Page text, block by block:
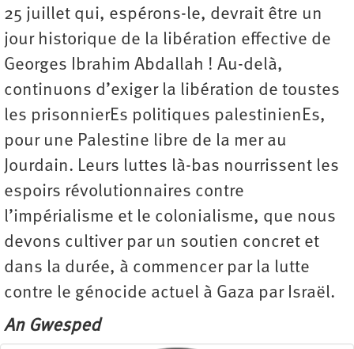
25 juillet qui, espérons-le, devrait être un
jour historique de la libération effective de
Georges Ibrahim Abdallah ! Au-delà,
continuons d’exiger la libération de toustes
les prisonnierEs politiques palestinienEs,
pour une Palestine libre de la mer au
Jourdain. Leurs luttes là-bas nourrissent les
espoirs révolutionnaires contre
l’impérialisme et le colonialisme, que nous
devons cultiver par un soutien concret et
dans la durée, à commencer par la lutte
contre le génocide actuel à Gaza par Israël.
An Gwesped